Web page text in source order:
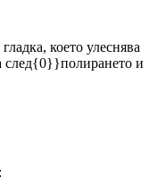
което улеснява
след{0}}полирането и